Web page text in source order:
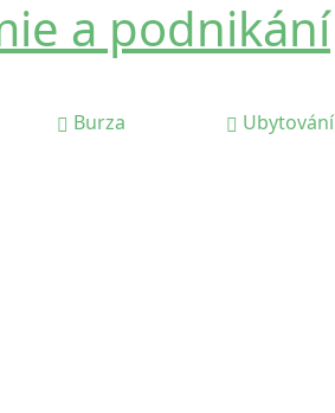
a podnikání
Burza Ubytování